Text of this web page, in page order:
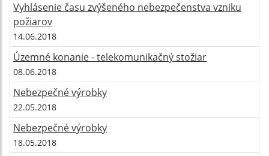
Vyhlásenie času zvýšeného nebezpečenstva vzniku
požiarov
14.06.2018
Územné konanie - telekomunikačný stožiar
08.06.2018
Nebezpečné výrobky
22.05.2018
Nebezpečné výrobky
18.05.2018